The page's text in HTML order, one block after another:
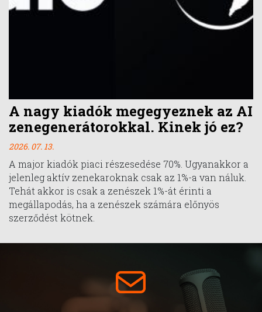
A nagy kiadók megegyeznek az AI
zenegenerátorokkal. Kinek jó ez?
2026. 07. 13.
A major kiadók piaci részesedése 70%. Ugyanakkor a
jelenleg aktív zenekaroknak csak az 1%-a van náluk.
Tehát akkor is csak a zenészek 1%-át érinti a
megállapodás, ha a zenészek számára előnyös
szerződést kötnek.